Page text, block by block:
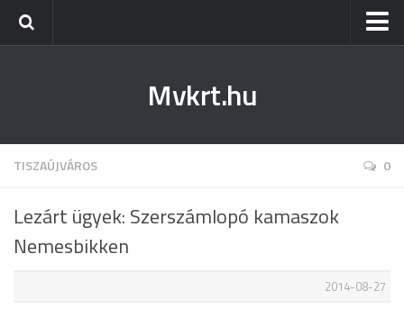
Tiszaújváros
Kazincbarcika
Mvkrt.hu
TISZAÚJVÁROS 0
Lezárt ügyek: Szerszámlopó kamaszok
Nemesbikken
2014-08-27